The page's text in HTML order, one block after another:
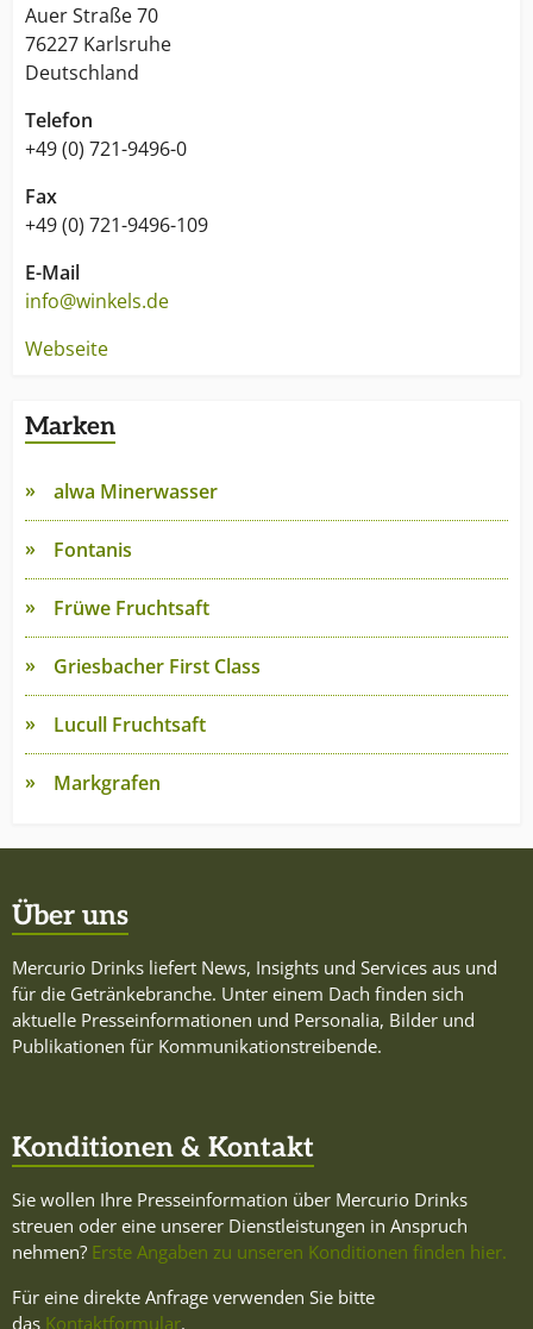
Auer Straße 70
76227 Karlsruhe
Deutschland
Telefon
+49 (0) 721-9496-0
Fax
+49 (0) 721-9496-109
E-Mail
info@winkels.de
Webseite
Marken
alwa Minerwasser
Fontanis
Früwe Fruchtsaft
Griesbacher First Class
Lucull Fruchtsaft
Markgrafen
Über uns
Mercurio Drinks liefert News, Insights und Services aus und
für die Getränkebranche. Unter einem Dach finden sich
aktuelle Presseinformationen und Personalia, Bilder und
Publikationen für Kommunikationstreibende.
Konditionen & Kontakt
Sie wollen Ihre Presseinformation über Mercurio Drinks
streuen oder eine unserer Dienstleistungen in Anspruch
nehmen? Erste Angaben zu unseren Konditionen finden hier.
Für eine direkte Anfrage verwenden Sie bitte
das Kontaktformular.